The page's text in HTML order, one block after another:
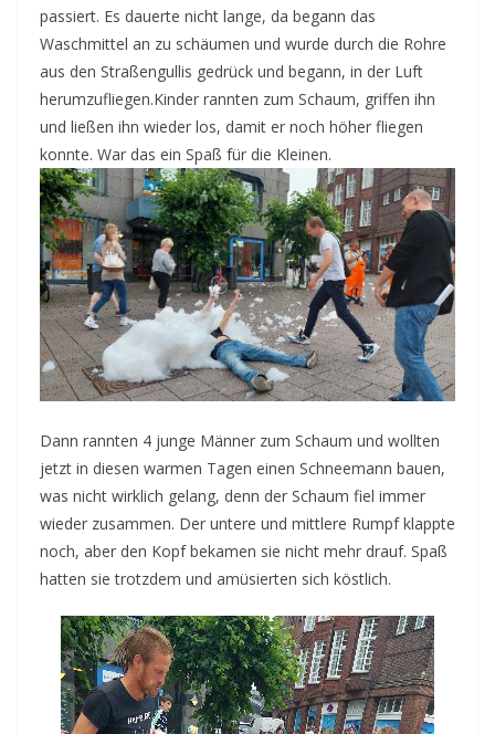
passiert. Es dauerte nicht lange, da begann das
Waschmittel an zu schäumen und wurde durch die Rohre
aus den Straßengullis gedrück und begann, in der Luft
herumzufliegen.Kinder rannten zum Schaum, griffen ihn
und ließen ihn wieder los, damit er noch höher fliegen
konnte. War das ein Spaß für die Kleinen.
Dann rannten 4 junge Männer zum Schaum und wollten
jetzt in diesen warmen Tagen einen Schneemann bauen,
was nicht wirklich gelang, denn der Schaum fiel immer
wieder zusammen. Der untere und mittlere Rumpf klappte
noch, aber den Kopf bekamen sie nicht mehr drauf. Spaß
hatten sie trotzdem und amüsierten sich köstlich.